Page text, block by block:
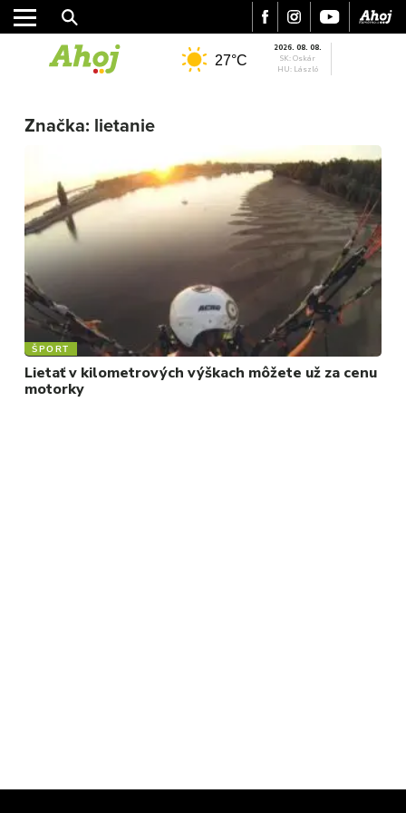
ŠPORT
FOTKY
VIDEO
27°C
2026. 08. 08.
SK: Oskár
HU: László
Značka: lietanie
ŠPORT
Lietať v kilometrových výškach môžete už za cenu
motorky